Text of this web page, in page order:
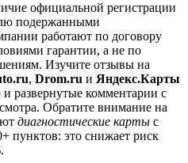
официальной регистрации
подержанными
работают по договору
гарантии, а не по
Изучите отзывы на
, Drom.ru и Яндекс.Карты
развернутые комментарии с
Обратите внимание на
диагностические карты с
пунктов: это снижает риск